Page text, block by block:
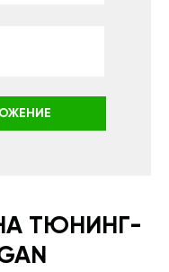
ТЮНИНГ-